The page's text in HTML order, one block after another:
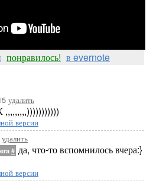
понравилось! в evernote
удалить
версии
удалить
# да, что-то вспомнилось вчера:}
версии